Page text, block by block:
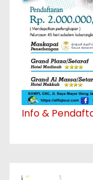
Info &